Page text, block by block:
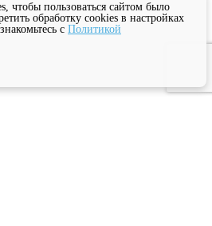
чтобы пользоваться сайтом было
обработку cookies в настройках
с Политикой